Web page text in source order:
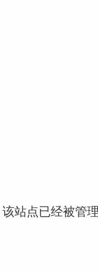
站点已经被管